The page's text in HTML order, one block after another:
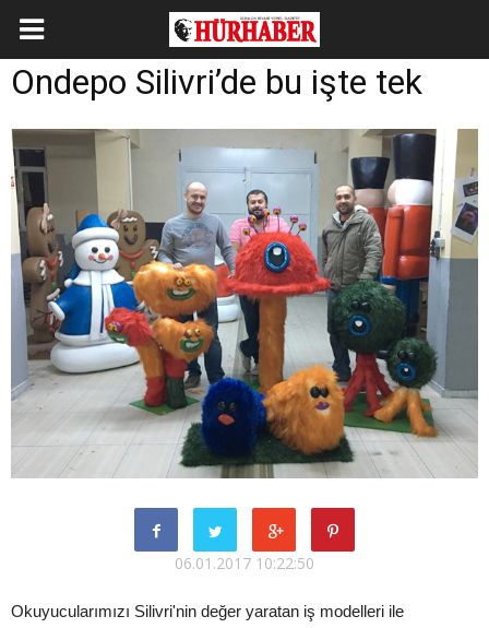
Ondepo Silivri’de bu işte tek
06.01.2017 10:22:50
Okuyucularımızı Silivri'nin değer yaratan iş modelleri ile